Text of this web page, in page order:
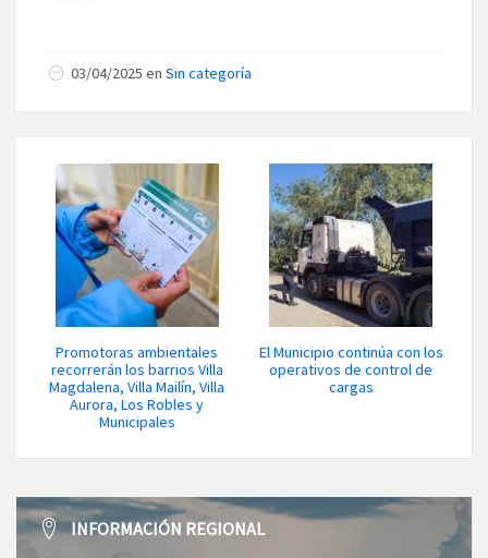
03/04/2025 en Sin categoría
Promotoras ambientales
recorrerán los barrios Villa
Magdalena, Villa Mailín, Villa
Aurora, Los Robles y
Municipales
El Municipio continúa con los
operativos de control de
cargas
INFORMACIÓN REGIONAL